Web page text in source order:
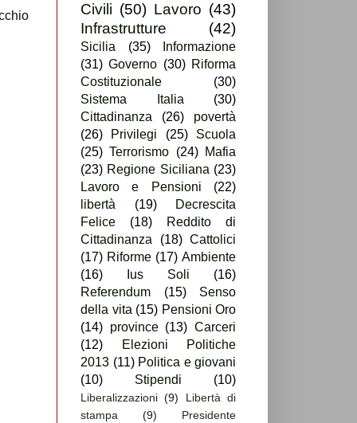
Civili (50) Lavoro (43)
Infrastrutture
(42)
Sicilia (35)
Informazione
(31) Governo (30) Riforma
Costituzionale
(30)
Sistema Italia
(30)
Cittadinanza
(26)
povertà
(26)
Privilegi (25)
Scuola
(25) Terrorismo (24)
Mafia
(23) Regione Siciliana (23)
Lavoro e Pensioni
(22)
libertà
(19)
Decrescita
Felice
(18)
Reddito di
Cittadinanza
(18) Cattolici
(17) Riforme (17) Ambiente
(16)
Ius Soli
(16)
Referendum
(15)
Senso
della vita (15) Pensioni Oro
(14) province (13) Carceri
(12)
Elezioni Politiche
2013 (11) Politica e giovani
(10)
Stipendi (10)
Liberalizzazioni (9)
Libertà di
stampa
(9)
Presidente